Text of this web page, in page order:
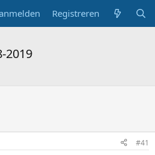
Registreren
2019
#41